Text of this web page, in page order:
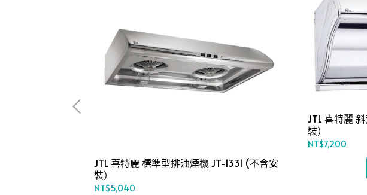
JTL 喜特麗 標準型排油煙機 JT-1331 (不含安
裝）
NT$5,040
JTL 喜特麗
裝）
NT$7,200